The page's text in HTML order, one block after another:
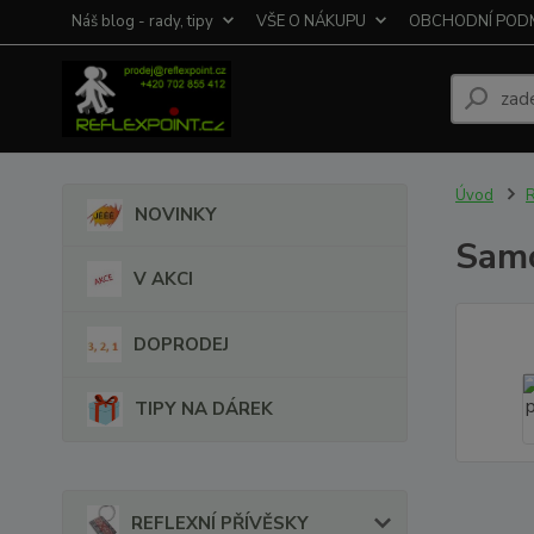
Náš blog - rady, tipy VŠE O NÁKUPU OBCHODNÍ
NOVINKY
V AKCI
DOPRODEJ
TIPY NA DÁREK
REFLEXNÍ PŘÍVĚSKY
Úvod